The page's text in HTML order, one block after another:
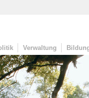
Verwaltung